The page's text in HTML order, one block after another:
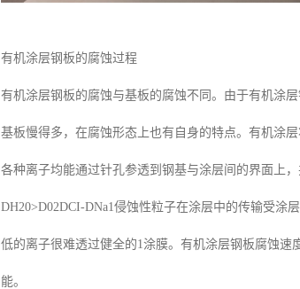
有机涂层钢板的腐蚀过程
有机涂层钢板的腐蚀与基板的腐蚀不同。由于有机涂
基板慢得多，在腐蚀形态上也有自身的特点。有机涂
各种离子均能通过针孔参透到钢基与涂层间的界面上
DH20>D02DCI-DNa1侵蚀性粒子在涂层中的传输受
低的离子很难透过健全的1涂膜。有机涂层钢板腐蚀
能。